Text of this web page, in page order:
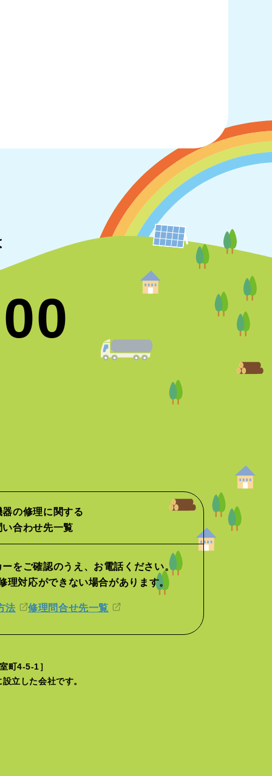
器の修理に関する
い合わせ先一覧
をご確認のうえ、 お電話ください。
理対応ができない場合があります。
法 修理問合せ先一覧
町4-5-1］
立した会社です。